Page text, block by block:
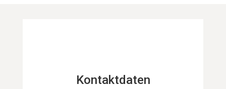
Kontaktdaten